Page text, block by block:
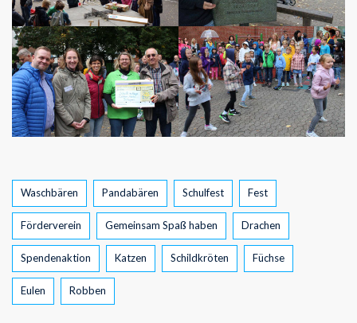
Tags
Waschbären Pandabären Schulfest Fest
Förderverein Gemeinsam Spaß haben Drachen
Spendenaktion Katzen Schildkröten Füchse
Eulen Robben